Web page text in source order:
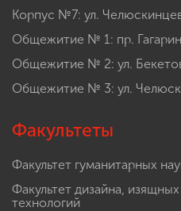
Корпус №7: ул.
Общежитие № 1: пр.
Общежитие № 2: ул.
Общежитие № 3: ул.
Факультеты
Факультет гуманитарных
Факультет дизайна,
технологий